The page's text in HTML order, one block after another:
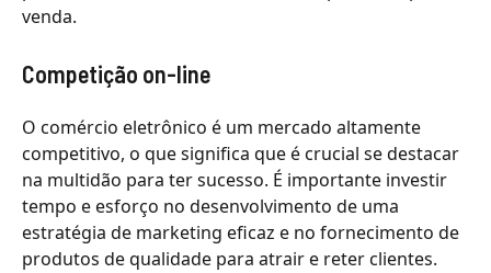
venda.
Competição on-line
O comércio eletrônico é um mercado altamente
competitivo, o que significa que é crucial se destacar
na multidão para ter sucesso. É importante investir
tempo e esforço no desenvolvimento de uma
estratégia de marketing eficaz e no fornecimento de
produtos de qualidade para atrair e reter clientes.